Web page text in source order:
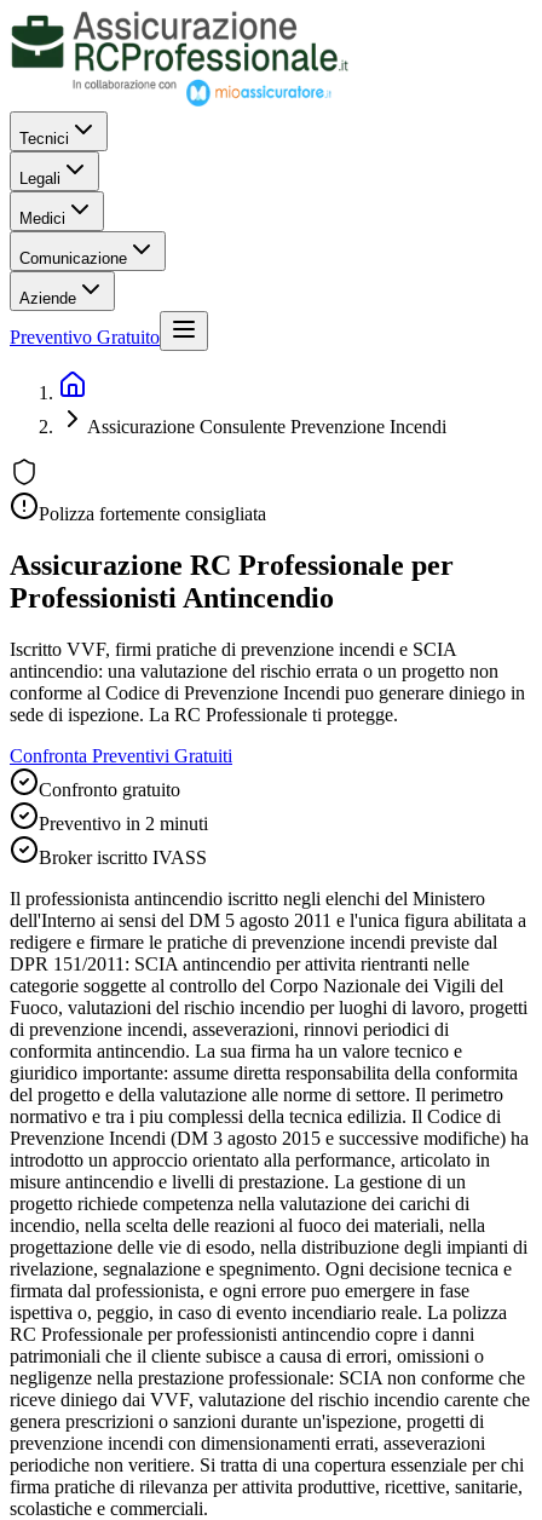
Tecnici
Legali
Medici
Comunicazione
Aziende
Preventivo Gratuito
Assicurazione Consulente Prevenzione Incendi
Polizza fortemente consigliata
Assicurazione RC Professionale per
Professionisti Antincendio
Iscritto VVF, firmi pratiche di prevenzione incendi e SCIA
antincendio: una valutazione del rischio errata o un progetto non
conforme al Codice di Prevenzione Incendi puo generare diniego in
sede di ispezione. La RC Professionale ti protegge.
Confronta Preventivi Gratuiti
Confronto gratuito
Preventivo in 2 minuti
Broker iscritto IVASS
Il professionista antincendio iscritto negli elenchi del Ministero
dell'Interno ai sensi del DM 5 agosto 2011 e l'unica figura abilitata a
redigere e firmare le pratiche di prevenzione incendi previste dal
DPR 151/2011: SCIA antincendio per attivita rientranti nelle
categorie soggette al controllo del Corpo Nazionale dei Vigili del
Fuoco, valutazioni del rischio incendio per luoghi di lavoro, progetti
di prevenzione incendi, asseverazioni, rinnovi periodici di
conformita antincendio. La sua firma ha un valore tecnico e
giuridico importante: assume diretta responsabilita della conformita
del progetto e della valutazione alle norme di settore. Il perimetro
normativo e tra i piu complessi della tecnica edilizia. Il Codice di
Prevenzione Incendi (DM 3 agosto 2015 e successive modifiche) ha
introdotto un approccio orientato alla performance, articolato in
misure antincendio e livelli di prestazione. La gestione di un
progetto richiede competenza nella valutazione dei carichi di
incendio, nella scelta delle reazioni al fuoco dei materiali, nella
progettazione delle vie di esodo, nella distribuzione degli impianti di
rivelazione, segnalazione e spegnimento. Ogni decisione tecnica e
firmata dal professionista, e ogni errore puo emergere in fase
ispettiva o, peggio, in caso di evento incendiario reale. La polizza
RC Professionale per professionisti antincendio copre i danni
patrimoniali che il cliente subisce a causa di errori, omissioni o
negligenze nella prestazione professionale: SCIA non conforme che
riceve diniego dai VVF, valutazione del rischio incendio carente che
genera prescrizioni o sanzioni durante un'ispezione, progetti di
prevenzione incendi con dimensionamenti errati, asseverazioni
periodiche non veritiere. Si tratta di una copertura essenziale per chi
firma pratiche di rilevanza per attivita produttive, ricettive, sanitarie,
scolastiche e commerciali.